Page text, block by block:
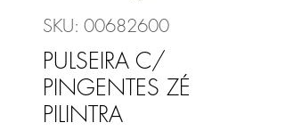
SKU: 00682600
PULSEIRA C/
PINGENTES ZÉ
PILINTRA